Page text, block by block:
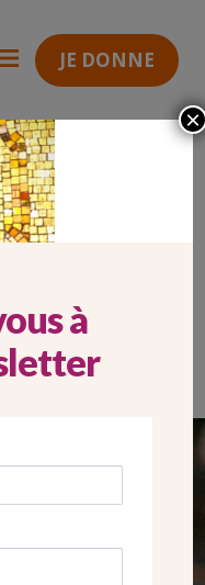
JE DONNE
47
à
×